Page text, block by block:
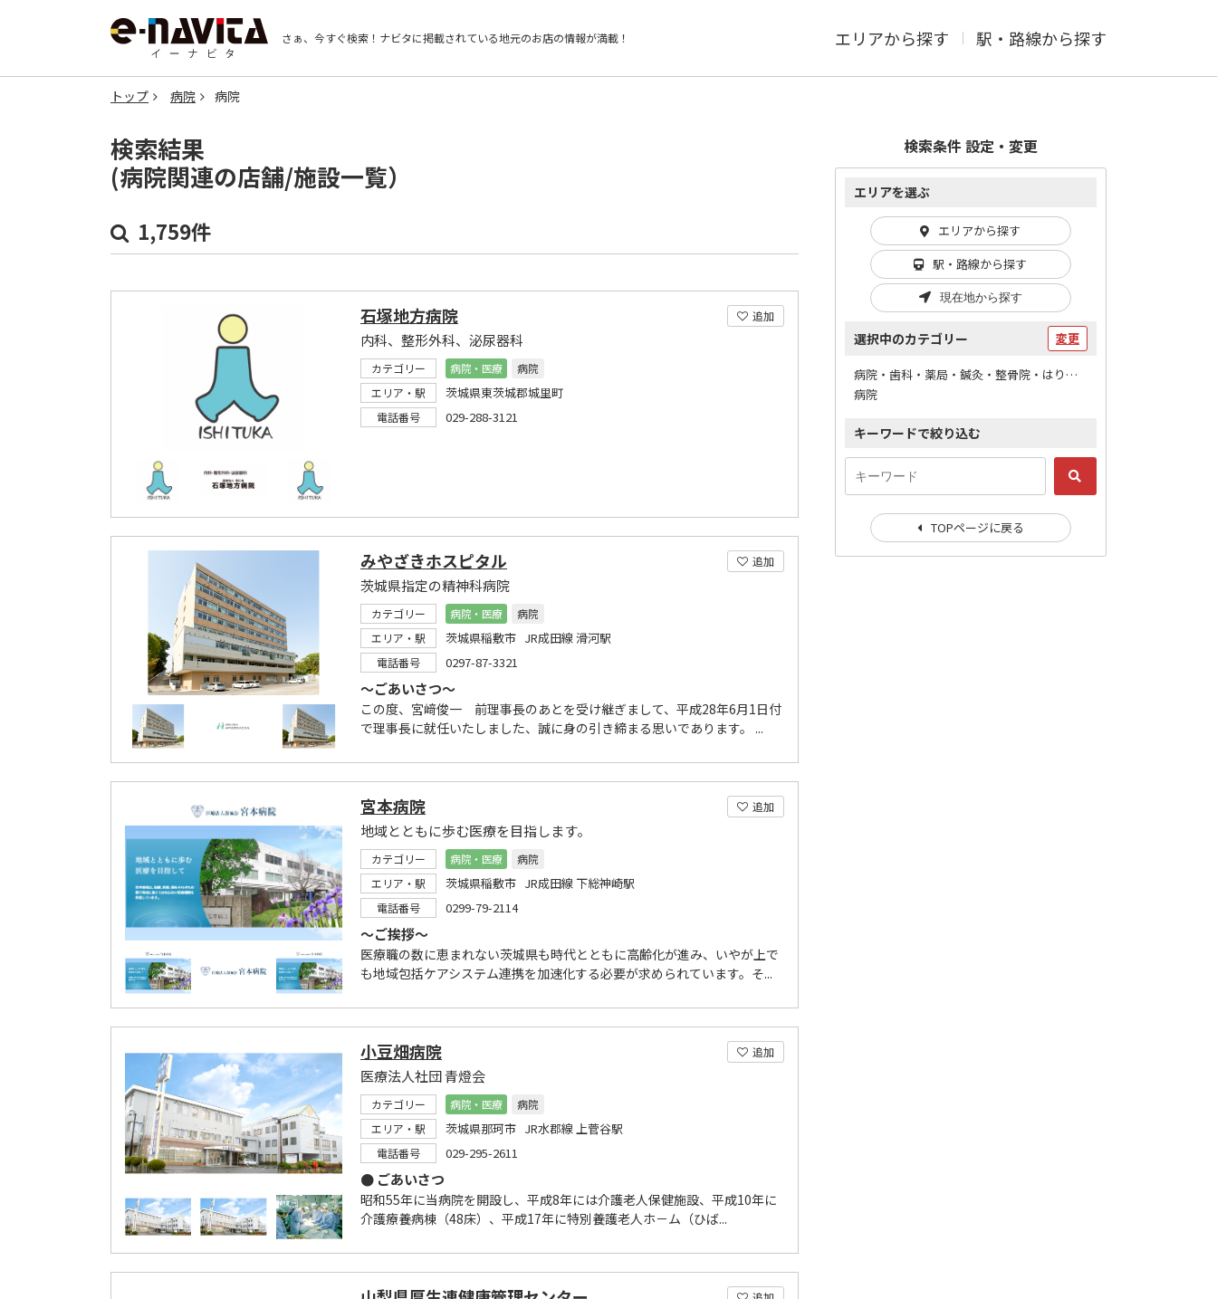
さぁ、今すぐ検索！ ナビタに掲載されている地元のお店の情報が満載！ エリアから探す 駅・路線から探す
トップ 病院 病院
検索結果
(病院関連の店舗/施設一覧）
1,759件
追加
石塚地方病院
内科、整形外科、泌尿器科
カテゴリー 病院・医療
病院
エリア・駅
茨城県東茨城郡城里町
電話番号 029-288-3121
追加
みやざきホスピタル
茨城県指定の精神科病院
カテゴリー 病院・医療
病院
エリア・駅
茨城県稲敷市 JR成田線 滑河駅
電話番号 0297-87-3321
～ごあいさつ～
この度、宮﨑俊一 前理事長のあとを受け継ぎまして、平成28年6月1日付
で理事長に就任いたしました、誠に身の引き締まる思いであります。 ...
追加
宮本病院
地域とともに歩む医療を目指します。
カテゴリー 病院・医療
病院
エリア・駅
茨城県稲敷市 JR成田線 下総神崎駅
電話番号 0299-79-2114
～ご挨拶～
医療職の数に恵まれない茨城県も時代とともに高齢化が進み、いやが上で
も地域包括ケアシステム連携を加速化する必要が求められています。そ...
追加
小豆畑病院
医療法人社団 青燈会
カテゴリー 病院・医療
病院
エリア・駅
茨城県那珂市 JR水郡線 上菅谷駅
電話番号 029-295-2611
● ごあいさつ
昭和55年に当病院を開設し、平成8年には介護老人保健施設、平成10年に
介護療養病棟（48床）、平成17年に特別養護老人ホ－ム（ひば...
検索条件 設定・変更
エリアを選ぶ
エリアから探す
駅・路線から探す
現在地から探す
選択中のカテゴリー 変更
病院・歯科・薬局・鍼灸・整骨院・はりマッサージ / 病院
病院
キーワードで絞り込む
TOPページに戻る